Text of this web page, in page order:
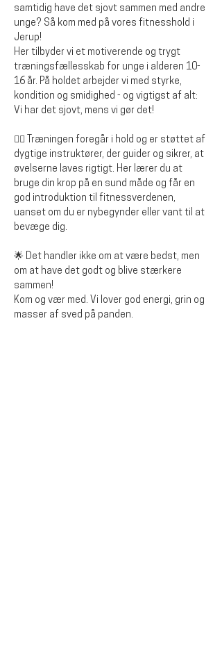
samtidig have det sjovt sammen med andre
unge? Så kom med på vores fitnesshold i
Jerup!
Her tilbyder vi et motiverende og trygt
træningsfællesskab for unge i alderen 10-
16 år. På holdet arbejder vi med styrke,
kondition og smidighed - og vigtigst af alt:
Vi har det sjovt, mens vi gør det!
🏋️‍♂️ Træningen foregår i hold og er støttet af
dygtige instruktører, der guider og sikrer, at
øvelserne laves rigtigt. Her lærer du at
bruge din krop på en sund måde og får en
god introduktion til fitnessverdenen,
uanset om du er nybegynder eller vant til at
bevæge dig.
🌟 Det handler ikke om at være bedst, men
om at have det godt og blive stærkere
sammen!
Kom og vær med. Vi lover god energi, grin og
masser af sved på panden.